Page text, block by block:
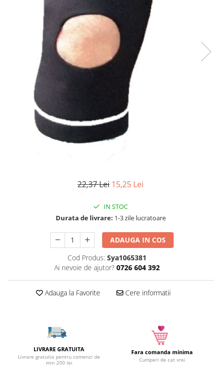
Articole mercerie
Organizare si depozitare
Huse si cutii depozitare
Opritoare usa
Intretinere textile
Curatenie
Articole fitness
Suporturi ortopedice si orteze
Accesorii biciclete
Accesorii animale
Siguranta si protectie
Paturici si perne
Cutii depozitare
Accesorii masaj
Organizare cosmetice si bijuterii
Ingrijire corporala
22,37 Lei 15,25 Lei
IN STOC
Durata de livrare: 1-3 zile lucratoare
ADAUGA IN COS
Cod Produs: Sya1065381
Ai nevoie de ajutor? 0726 604 392
Adauga la Favorite Cere informatii
LIVRARE GRATUITA
Livrare gratuita pentru comenzi de
min 200 lei
Fara comanda minima
Cumperi de cat vrei